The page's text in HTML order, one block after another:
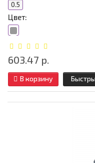
0.5
Цвет:
603.47 р.
В корзину